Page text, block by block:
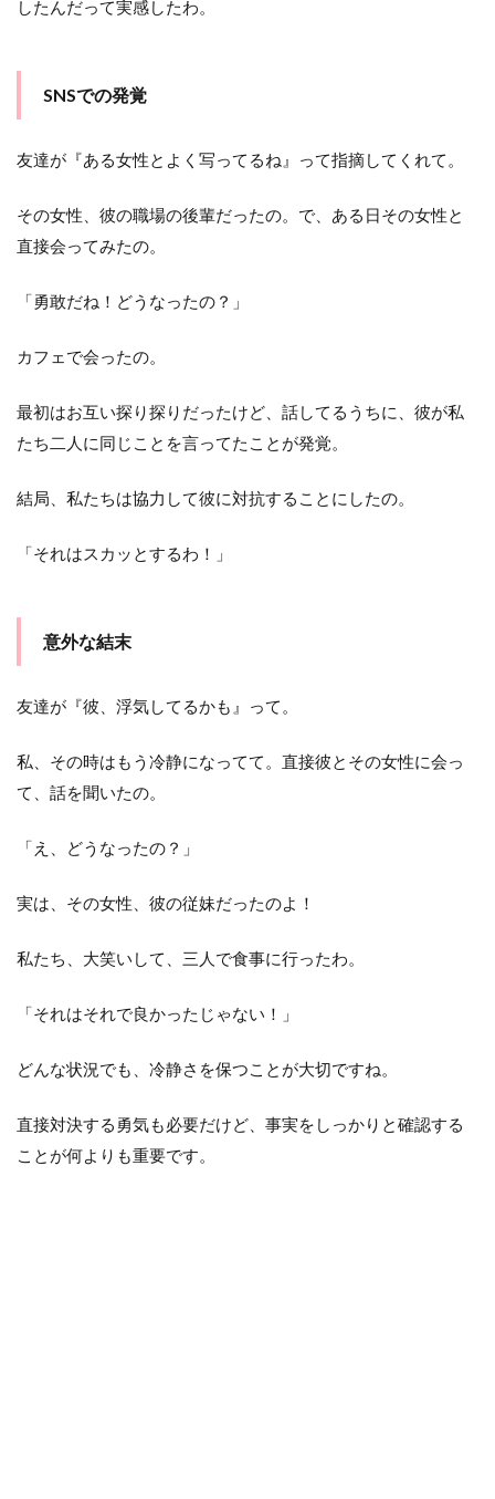
したんだって実感したわ。
SNSでの発覚
友達が『ある女性とよく写ってるね』って指摘してくれて。
その女性、彼の職場の後輩だったの。で、ある日その女性と
直接会ってみたの。
「勇敢だね！どうなったの？」
カフェで会ったの。
最初はお互い探り探りだったけど、話してるうちに、彼が私
たち二人に同じことを言ってたことが発覚。
結局、私たちは協力して彼に対抗することにしたの。
「それはスカッとするわ！」
意外な結末
友達が『彼、浮気してるかも』って。
私、その時はもう冷静になってて。直接彼とその女性に会っ
て、話を聞いたの。
「え、どうなったの？」
実は、その女性、彼の従妹だったのよ！
私たち、大笑いして、三人で食事に行ったわ。
「それはそれで良かったじゃない！」
どんな状況でも、冷静さを保つことが大切ですね。
直接対決する勇気も必要だけど、事実をしっかりと確認する
ことが何よりも重要です。